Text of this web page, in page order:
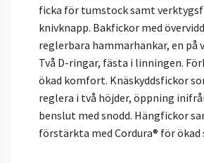
ficka för tumstock samt
knivknapp. Bakfickor med
reglerbara hammarhankar, en på
Två D-ringar, fästa i linningen.
ökad komfort. Knäskyddsfickor
reglera i två höjder, öppning
benslut med snodd. Hängfickor
förstärkta med Cordura® för